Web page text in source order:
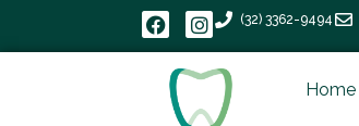
(32) 3362-9494
Home